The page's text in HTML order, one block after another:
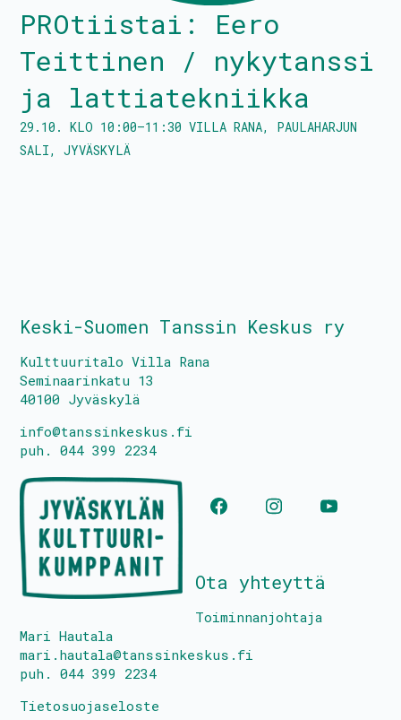
PROtunnit
Avustukset
Hallitus
Tietoa toiminnasta
Media
Yhteystiedot
Kestävyyssuunitelma
Tanssin Aika – festivaali
Kulttuuritalo Villa Rana
arvo- ja yhdenvertaisuussuunnitelma
Turvallisemman tilan periaatteet
PROtiistai: Eero
Teittinen / nykytanssi
ja lattiatekniikka
29.10. KLO 10:00–11:30 VILLA RANA, PAULAHARJUN
SALI, JYVÄSKYLÄ
Keski-Suomen Tanssin Keskus ry
Kulttuuritalo Villa Rana
Seminaarinkatu 13
40100 Jyväskylä
info@tanssinkeskus.fi
puh. 044 399 2234
Ota yhteyttä
Toiminnanjohtaja
Mari Hautala
mari.hautala@tanssinkeskus.fi
puh. 044 399 2234
Tietosuojaseloste